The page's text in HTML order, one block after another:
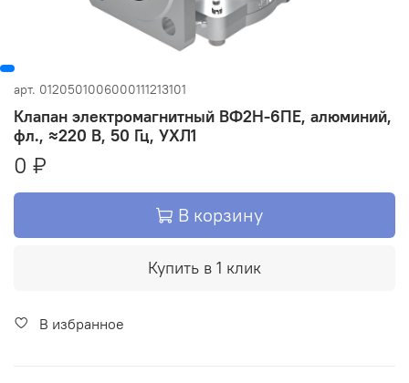
арт. 0120501006000111213101
Клапан электромагнитный ВФ2Н-6ПЕ, алюминий,
фл., ≈220 В, 50 Гц, УХЛ1
0 ₽
В корзину
Купить в 1 клик
В избранное